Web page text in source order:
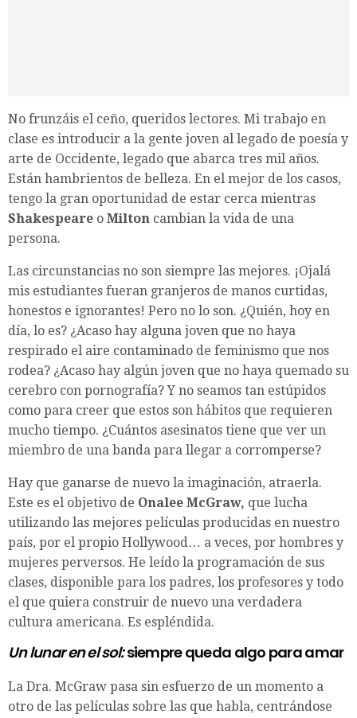
No frunzáis el ceño, queridos lectores. Mi trabajo en
clase es introducir a la gente joven al legado de poesía y
arte de Occidente, legado que abarca tres mil años.
Están hambrientos de belleza. En el mejor de los casos,
tengo la gran oportunidad de estar cerca mientras
Shakespeare o Milton cambian la vida de una
persona.
Las circunstancias no son siempre las mejores. ¡Ojalá
mis estudiantes fueran granjeros de manos curtidas,
honestos e ignorantes! Pero no lo son. ¿Quién, hoy en
día, lo es? ¿Acaso hay alguna joven que no haya
respirado el aire contaminado de feminismo que nos
rodea? ¿Acaso hay algún joven que no haya quemado su
cerebro con pornografía? Y no seamos tan estúpidos
como para creer que estos son hábitos que requieren
mucho tiempo. ¿Cuántos asesinatos tiene que ver un
miembro de una banda para llegar a corromperse?
Hay que ganarse de nuevo la imaginación, atraerla.
Este es el objetivo de Onalee McGraw, que lucha
utilizando las mejores películas producidas en nuestro
país, por el propio Hollywood… a veces, por hombres y
mujeres perversos. He leído la programación de sus
clases, disponible para los padres, los profesores y todo
el que quiera construir de nuevo una verdadera
cultura americana. Es espléndida.
Un lunar en el sol:siempre queda algo para amar
La Dra. McGraw pasa sin esfuerzo de un momento a
otro de las películas sobre las que habla, centrándose